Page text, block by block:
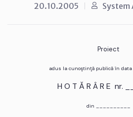
20.10.2005
Proiect
adus la cunoştinţă publică în data
H O T Ă R Â R E nr.
din __________